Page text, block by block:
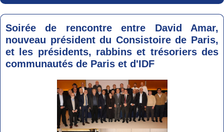
Soirée de rencontre entre David Amar,
nouveau président du Consistoire de Paris,
et les présidents, rabbins et trésoriers des
communautés de Paris et d'IDF